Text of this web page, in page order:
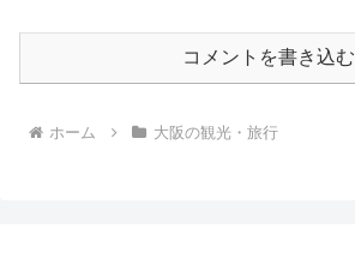
コメントを書き込む
ホーム 大阪の観光・旅行